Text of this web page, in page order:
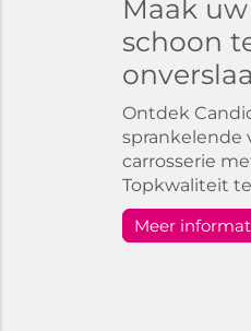
Maak
schoon
Ontdek
sprankelende
carrosserie
Topkwaliteit
Meer